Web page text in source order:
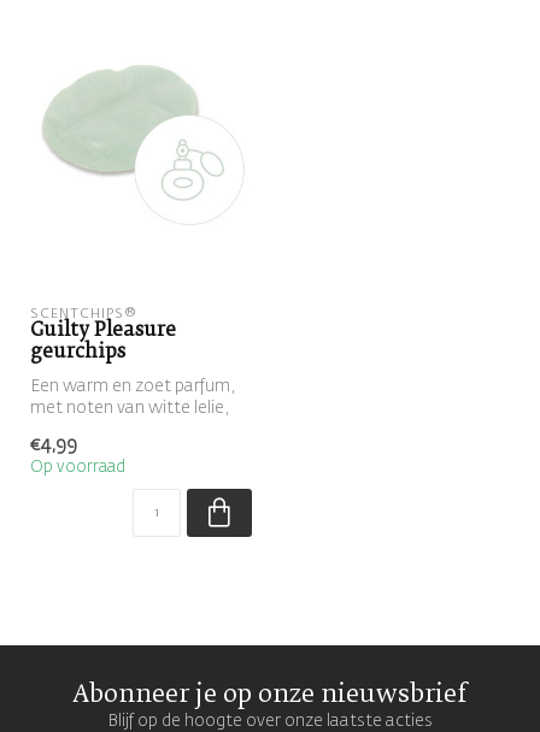
SCENTCHIPS®
Guilty Pleasure
geurchips
Een warm en zoet parfum,
met noten van witte lelie,
accenten
€4,99
Op voorraad
Abonneer je op onze nieuwsbrief
Blijf op de hoogte over onze laatste acties